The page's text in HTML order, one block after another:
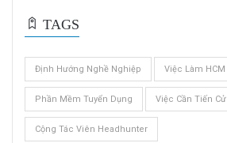
TAGS
Định Hướng Nghề Nghiệp Việc Làm HCM
Phần Mềm Tuyển Dụng Việc Cần Tiến Cử
Cộng Tác Viên Headhunter